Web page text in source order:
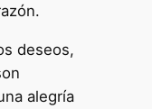
deseos,
alegría